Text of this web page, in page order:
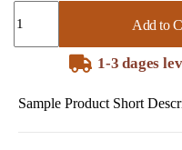
Add to
1-3 dages
Sample Product Short